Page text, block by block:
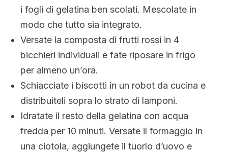
i fogli di gelatina ben scolati. Mescolate in
modo che tutto sia integrato.
Versate la composta di frutti rossi in 4
bicchieri individuali e fate riposare in frigo
per almeno un’ora.
Schiacciate i biscotti in un robot da cucina e
distribuiteli sopra lo strato di lamponi.
Idratate il resto della gelatina con acqua
fredda per 10 minuti. Versate il formaggio in
una ciotola, aggiungete il tuorlo d’uovo e